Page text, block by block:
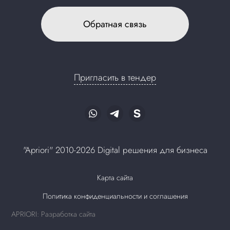
Обратная связь
Пригласить в тендер
"Apriori" 2010-2026 Digital решения для бизнеса
Карта сайта
Политика конфиденциальности и соглашения
APRIORI: Разработка сайта